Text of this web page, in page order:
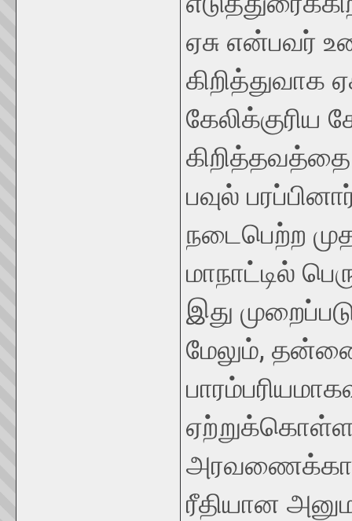
ஏசு என்பவர்
கிறித்துவாக
கேலிக்குரிய
பவுல்
நடைபெற்ற
மாநாட்டில்
இது
மேலும்,
ரீதியான